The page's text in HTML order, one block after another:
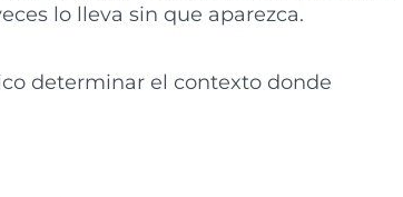
lo lleva sin que aparezca.
determinar el contexto donde